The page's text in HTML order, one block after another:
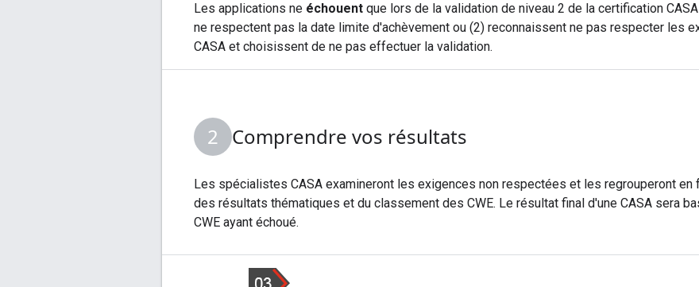
Les applications ne échouent que lors de la validation de niveau 2 de la certification
ne respectent pas la date limite d'achèvement ou (2) reconnaissent ne pas respecter les
CASA et choisissent de ne pas effectuer la validation.
Comprendre vos résultats
Les spécialistes CASA examineront les exigences non respectées et les regrouperont en
des résultats thématiques et du classement des CWE. Le résultat final d'une CASA sera
CWE ayant échoué.